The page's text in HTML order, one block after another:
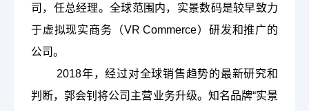
教务系统 会议室 EN
司，任总经理。全球范围内，实景数码是较早致力
于虚拟现实商务（VR Commerce）研发和推广的
公司。
2018年，经过对全球销售趋势的最新研究和
判断，郭会钊将公司主营业务升级。知名品牌“实景